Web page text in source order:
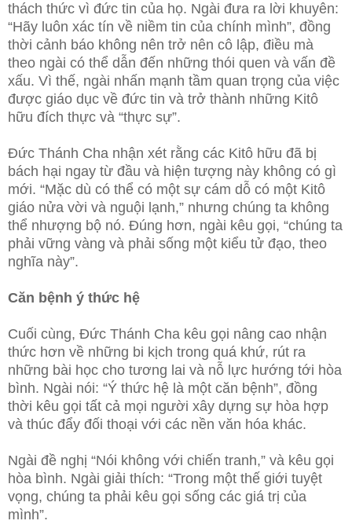
thách thức vì đức tin của họ. Ngài đưa ra lời khuyên:
“Hãy luôn xác tín về niềm tin của chính mình”, đồng
thời cảnh báo không nên trở nên cô lập, điều mà
theo ngài có thể dẫn đến những thói quen và vấn đề
xấu. Vì thế, ngài nhấn mạnh tầm quan trọng của việc
được giáo dục về đức tin và trở thành những Kitô
hữu đích thực và “thực sự”.
Đức Thánh Cha nhận xét rằng các Kitô hữu đã bị
bách hại ngay từ đầu và hiện tượng này không có gì
mới. “Mặc dù có thể có một sự cám dỗ có một Kitô
giáo nửa vời và nguội lạnh,” nhưng chúng ta không
thể nhượng bộ nó. Đúng hơn, ngài kêu gọi, “chúng ta
phải vững vàng và phải sống một kiểu tử đạo, theo
nghĩa này”.
Căn bệnh ý thức hệ
Cuối cùng, Đức Thánh Cha kêu gọi nâng cao nhận
thức hơn về những bi kịch trong quá khứ, rút ra
những bài học cho tương lai và nỗ lực hướng tới hòa
bình. Ngài nói: “Ý thức hệ là một căn bệnh”, đồng
thời kêu gọi tất cả mọi người xây dựng sự hòa hợp
và thúc đẩy đối thoại với các nền văn hóa khác.
Ngài đề nghị “Nói không với chiến tranh,” và kêu gọi
hòa bình. Ngài giải thích: “Trong một thế giới tuyệt
vọng, chúng ta phải kêu gọi sống các giá trị của
mình”.